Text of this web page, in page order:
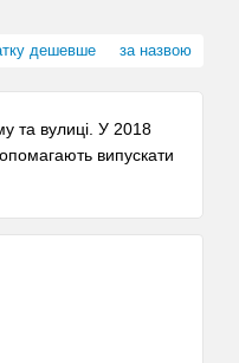
дешевше за назвою
та вулиці. У 2018
випускати